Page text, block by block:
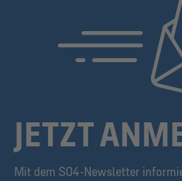
JETZT
Mit dem S04-Newsletter